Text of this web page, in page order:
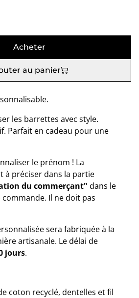
Acheter
au panier
les barrettes avec style.
Parfait en cadeau pour une
le prénom ! La
à préciser dans la partie
du commerçant" dans le
Il ne doit pas
sera fabriquée à la
artisanale. Le délai de
jours.
coton recyclé, dentelles et fil